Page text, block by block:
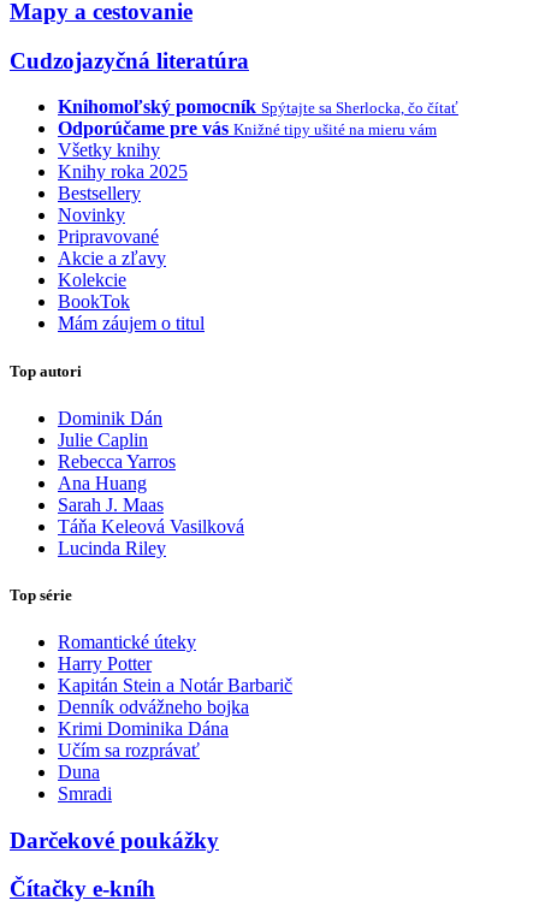
Mapy a cestovanie
Cudzojazyčná literatúra
Knihomoľský pomocník Spýtajte sa Sherlocka, čo čítať
Odporúčame pre vás Knižné tipy ušité na mieru vám
Všetky knihy
Knihy roka 2025
Bestsellery
Novinky
Pripravované
Akcie a zľavy
Kolekcie
BookTok
Mám záujem o titul
Top autori
Dominik Dán
Julie Caplin
Rebecca Yarros
Ana Huang
Sarah J. Maas
Táňa Keleová Vasilková
Lucinda Riley
Top série
Romantické úteky
Harry Potter
Kapitán Stein a Notár Barbarič
Denník odvážneho bojka
Krimi Dominika Dána
Učím sa rozprávať
Duna
Smradi
Darčekové poukážky
Čítačky e-kníh